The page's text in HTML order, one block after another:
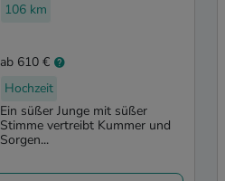
106 km
ab 610 €
Hochzeit
Ein süßer Junge mit süßer
Stimme vertreibt Kummer und
Sorgen...